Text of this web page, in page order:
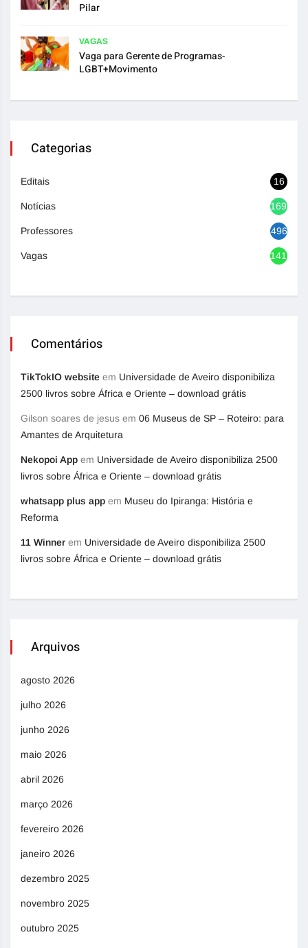
Pilar
VAGAS
Vaga para Gerente de Programas-
LGBT+Movimento
Categorias
Editais 16
Notícias 1692
Professores 496
Vagas 1417
Comentários
TikTokIO website em Universidade de Aveiro disponibiliza
2500 livros sobre África e Oriente – download grátis
Gilson soares de jesus em 06 Museus de SP – Roteiro: para
Amantes de Arquitetura
Nekopoi App em Universidade de Aveiro disponibiliza 2500
livros sobre África e Oriente – download grátis
whatsapp plus app em Museu do Ipiranga: História e
Reforma
11 Winner em Universidade de Aveiro disponibiliza 2500
livros sobre África e Oriente – download grátis
Arquivos
agosto 2026
julho 2026
junho 2026
maio 2026
abril 2026
março 2026
fevereiro 2026
janeiro 2026
dezembro 2025
novembro 2025
outubro 2025